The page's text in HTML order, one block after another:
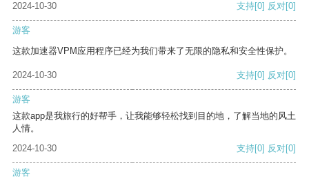
2024-10-30
支持[0] 反对[0]
游客
这款加速器VPM应用程序已经为我们带来了无限的隐私和安全性保护。
2024-10-30 支持[0] 反对[0]
游客
这款app是我旅行的好帮手，让我能够轻松找到目的地，了解当地的风土
人情。
2024-10-30
支持[0] 反对[0]
游客